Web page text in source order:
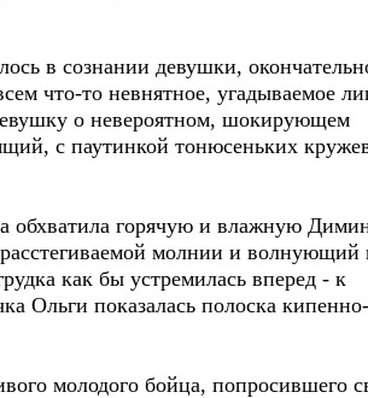
в сознании девушки,
что-то невнятное, угадываемое
о невероятном, шокирующем
с паутинкой тонюсеньких
обхватила горячую и влажную
молнии и
как бы устремилась вперед - к
показалась полоска
молодого бойца, попросившего